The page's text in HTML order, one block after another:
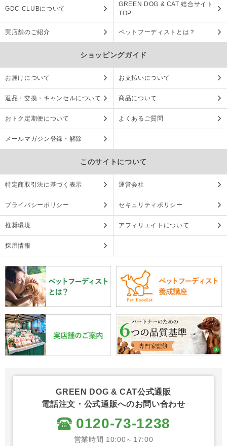
GDC CLUBについて
GREEN DOG & CAT 総合サイト
TOP
実店舗のご紹介 ペットフーディストとは？
ショッピングガイド
お届けについて お支払いについて
返品・交換・キャンセルについて 商品について
おトク定期便について よくあるご質問
メールマガジン登録・解除
このサイトについて
特定商取引法に基づく表示 運営会社
プライバシーポリシー セキュリティポリシー
推奨環境 アフィリエイトについて
採用情報
GREEN DOG & CAT公式通販
電話注文・公式通販へのお問い合わせ
0120-73-1238
営業時間 10:00～17:00